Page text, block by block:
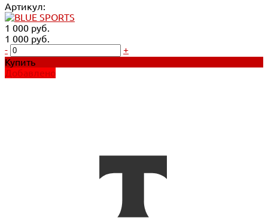
Артикул:
1 000 руб.
1 000 руб.
-
+
Купить
Добавлено